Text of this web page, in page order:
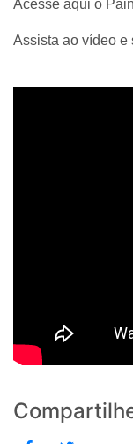
Acesse aqui o
Assista ao vídeo e